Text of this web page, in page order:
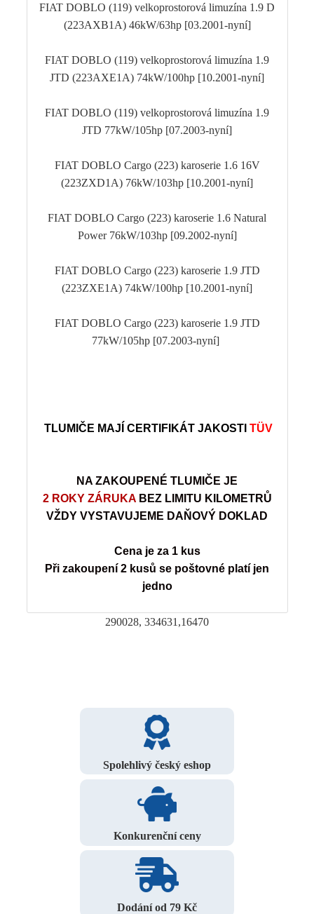
FIAT DOBLO (119) velkoprostorová limuzína 1.9 D
(223AXB1A) 46kW/63hp [03.2001-nyní]
FIAT DOBLO (119) velkoprostorová limuzína 1.9
JTD (223AXE1A) 74kW/100hp [10.2001-nyní]
FIAT DOBLO (119) velkoprostorová limuzína 1.9
JTD 77kW/105hp [07.2003-nyní]
FIAT DOBLO Cargo (223) karoserie 1.6 16V
(223ZXD1A) 76kW/103hp [10.2001-nyní]
FIAT DOBLO Cargo (223) karoserie 1.6 Natural
Power 76kW/103hp [09.2002-nyní]
FIAT DOBLO Cargo (223) karoserie 1.9 JTD
(223ZXE1A) 74kW/100hp [10.2001-nyní]
FIAT DOBLO Cargo (223) karoserie 1.9 JTD
77kW/105hp [07.2003-nyní]
TLUMIČE MAJÍ CERTIFIKÁT JAKOSTI TÜV
NA ZAKOUPENÉ TLUMIČE JE
2 ROKY ZÁRUKA BEZ LIMITU KILOMETRŮ
VŽDY VYSTAVUJEME DAŇOVÝ DOKLAD
Cena je za 1 kus
Při zakoupení 2 kusů se poštovné platí jen
jedno
290028, 334631,16470
Spolehlivý český eshop
Konkurenční ceny
Dodání od 79 Kč